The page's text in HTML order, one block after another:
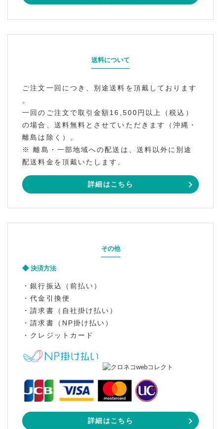
送料について
ご注文一回につき、別途送料を頂戴しております
。
一回のご注文で取引金額16,500円以上（税込）
の場合、送料無料とさせていただきます（沖縄・
離島は除く）。
※ 離島・一部地域への配送は、送料以外に別途
配送料金を頂戴いたします。
詳細はこちら
その他
決済方法
・銀行振込（前払い）
・代金引換便
・請求書（自社掛け払い）
・請求書（NP掛け払い）
・クレジットカード
詳細はこちら